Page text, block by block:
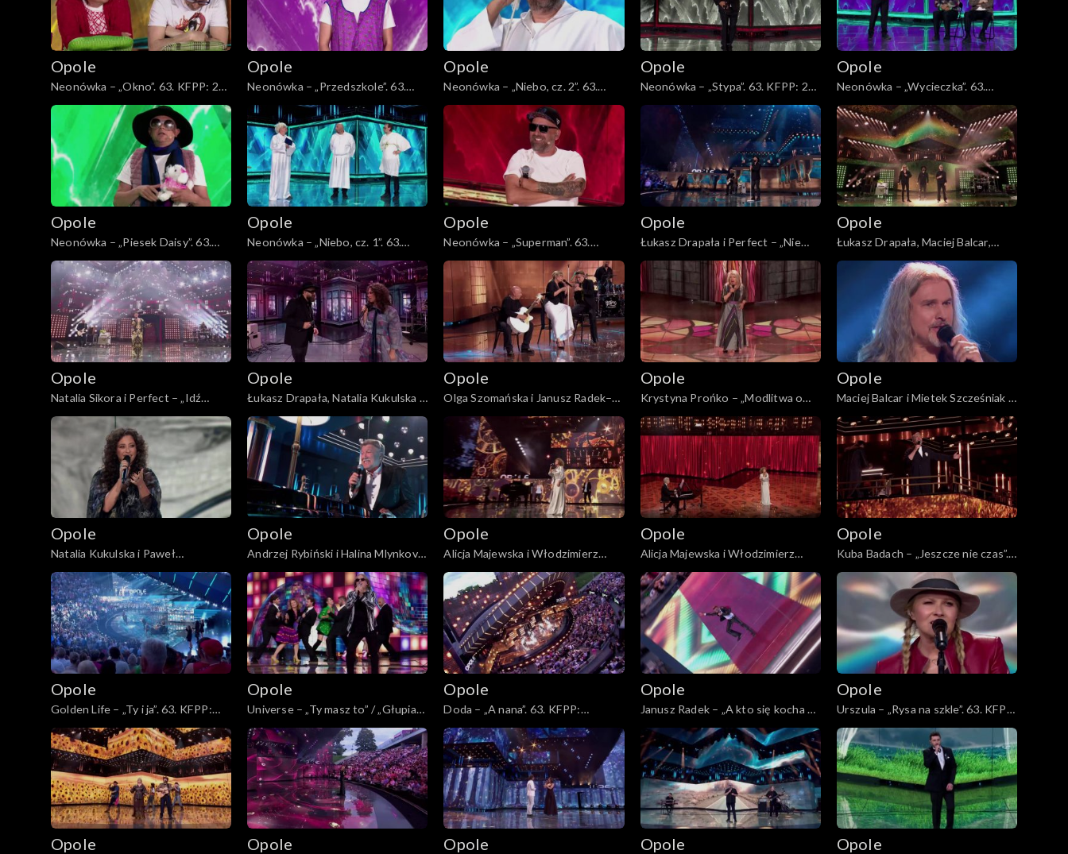
Opole
Neonówka – „Okno”. 63. KFPP: 26
lat kabaretu Neo-Nówka
Opole
Neonówka – „Przedszkole”. 63.
KFPP: 26 lat kabaretu Neo-Nówka
Opole
Neonówka – „Niebo, cz. 2”. 63.
KFPP: 26 lat kabaretu Neo-Nówka
Opole
Neonówka – „Stypa”. 63. KFPP: 26
lat kabaretu Neo-Nówka
Opole
Neonówka – „Wycieczka”. 63.
KFPP: 26 lat kabaretu Neo-Nówka
Opole
Neonówka – „Piesek Daisy”. 63.
KFPP: 26 lat kabaretu Neo-Nówka
Opole
Neonówka – „Niebo, cz. 1”. 63.
KFPP: 26 lat kabaretu Neo-Nówka
Opole
Neonówka – „Superman”. 63.
KFPP: 26 lat kabaretu Neo-Nówka
Opole
Łukasz Drapała i Perfect – „Nie
płacz Ewka”. 63. KFPP: Koncert
„Autobiografia. Jubileusz Bogdana
Olewicza”
Opole
Łukasz Drapała, Maciej Balcar,
Kuba Badach i Perfect –
„Autobiografia”. 63. KFPP:
Koncert „Autobiografia. Jubileusz
Bogdana Olewicza”
Opole
Natalia Sikora i Perfect – „Idź
precz”. 63. KFPP: Koncert
„Autobiografia. Jubileusz Bogdana
Olewicza”
Opole
Łukasz Drapała, Natalia Kukulska i
Perfect – „Niewiele ci mogę dać”.
63. KFPP: Koncert „Autobiografia.
Jubileusz Bogdana Olewicza”
Opole
Olga Szomańska i Janusz Radek–
„Kołysanka dla nieznajomej”. 63.
KFPP: Koncert „Autobiografia.
Jubileusz Bogdana Olewicza”
Opole
Krystyna Prońko – „Modlitwa o
miłość prawdziwą”. 63. KFPP:
Koncert „Autobiografia. Jubileusz
Bogdana Olewicza”
Opole
Maciej Balcar i Mietek Szcześniak –
„Niepokonani”. 63. KFPP: Koncert
„Autobiografia. Jubileusz Bogdana
Olewicza”
Opole
Natalia Kukulska i Paweł
Tomaszewski – „Tylko mnie poproś
do tańca”. 63. KFPP: Koncert
„Autobiografia. Jubileusz Bogdana
Olewicza”
Opole
Andrzej Rybiński i Halina Mlynkova
– „Czas relaksu”. 63. KFPP:
Koncert „Autobiografia. Jubileusz
Bogdana Olewicza”
Opole
Alicja Majewska i Włodzimierz
Korcz – „Na przekór wszystkim
będę spać”. 63. KFPP: Koncert
„Autobiografia. Jubileusz Bogdana
Olewicza”
Opole
Alicja Majewska i Włodzimierz
Korcz – „Pamiętam Ciebie z
tamtych lat”. 63. KFPP: Koncert
„Autobiografia. Jubileusz Bogdana
Olewicza”
Opole
Kuba Badach – „Jeszcze nie czas”.
63. KFPP: Koncert „Autobiografia.
Jubileusz Bogdana Olewicza”
Opole
Golden Life – „Ty i ja”. 63. KFPP:
Koncert „Autobiografia. Jubileusz
Bogdana Olewicza”
Opole
Universe – „Ty masz to” / „Głupia
żaba”. 63. KFPP: Koncert
„Autobiografia. Jubileusz Bogdana
Olewicza”
Opole
Doda – „A nana”. 63. KFPP:
Koncert „Autobiografia. Jubileusz
Bogdana Olewicza”
Opole
Janusz Radek – „A kto się kocha w
Tobie”. 63. KFPP: Koncert
„Autobiografia. Jubileusz Bogdana
Olewicza”
Opole
Urszula – „Rysa na szkle”. 63. KFPP:
Koncert „Autobiografia. Jubileusz
Bogdana Olewicza”
Opole Opole Opole Opole Opole